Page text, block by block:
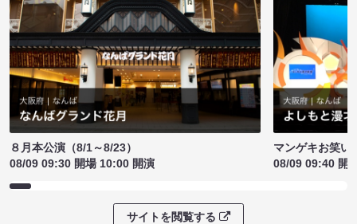
８月本公演（8/1～8/23）
08/09 09:30 開場 10:00 開演
マンゲキお笑い
08/09 09:40 開
サイトを閲覧する